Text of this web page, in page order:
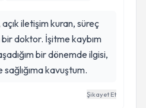
iletişim kuran, süreç
doktor. İşitme kaybım
bir dönemde ilgisi,
kavuştum.
Şikayet Et